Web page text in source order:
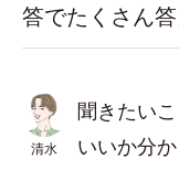
答でたくさん
清水
聞きたい
いいか分